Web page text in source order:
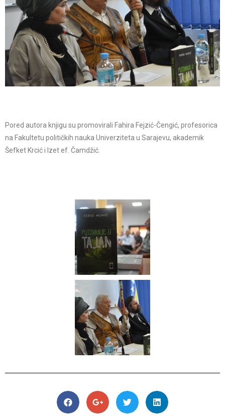
Pored autora knjigu su promovirali Fahira Fejzić-Čengić, profesorica
na Fakultetu političkih nauka Univerziteta u Sarajevu, akademik
Šefket Krcić i Izet ef. Čamdžić.